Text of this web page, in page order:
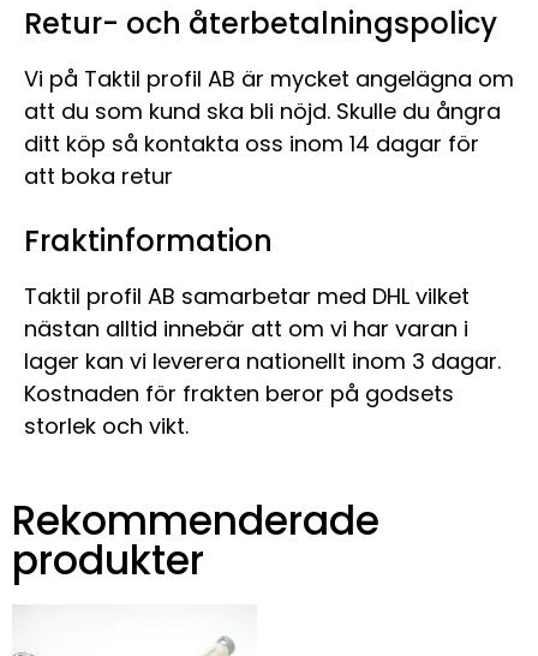
Retur- och återbetalningspolicy
Vi på Taktil profil AB är mycket angelägna om
att du som kund ska bli nöjd. Skulle du ångra
ditt köp så kontakta oss inom 14 dagar för
att boka retur
Fraktinformation
Taktil profil AB samarbetar med DHL vilket
nästan alltid innebär att om vi har varan i
lager kan vi leverera nationellt inom 3 dagar.
Kostnaden för frakten beror på godsets
storlek och vikt.
Rekommenderade
produkter